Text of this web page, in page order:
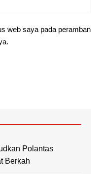
web saya pada peramban
Polantas
Berkah